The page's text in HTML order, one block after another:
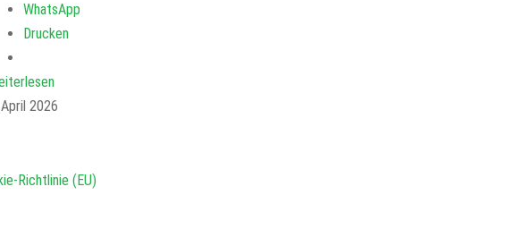
WhatsApp
Drucken
2026
Richtlinie (EU)